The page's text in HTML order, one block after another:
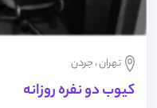
تهران ، جردن
کیوب دو نفره روزانه